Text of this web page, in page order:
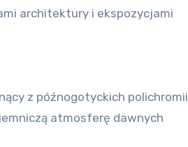
architektury i ekspozycjami
z późnogotyckich polichromii
atmosferę dawnych